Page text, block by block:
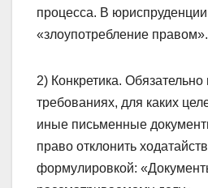
процесса. В
«злоупотребление правом».
2) Конкретика. Обязательно
требованиях, для каких
иные письменные
право отклонить
формулировкой: